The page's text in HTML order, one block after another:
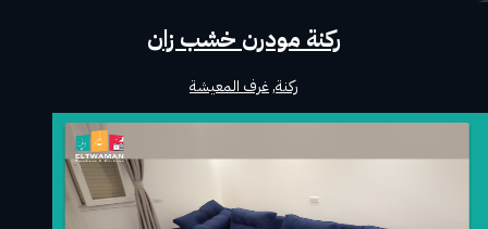
ركنة مودرن خشب زان
ركنة,غرف المعيشة